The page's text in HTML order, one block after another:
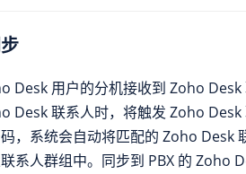
Desk 用户的分机接收到 Zoho
Desk 联系人时，将触发 Zoho
，系统会自动将匹配的 Zoho Desk
系人群组中。同步到 PBX 的 Zoho